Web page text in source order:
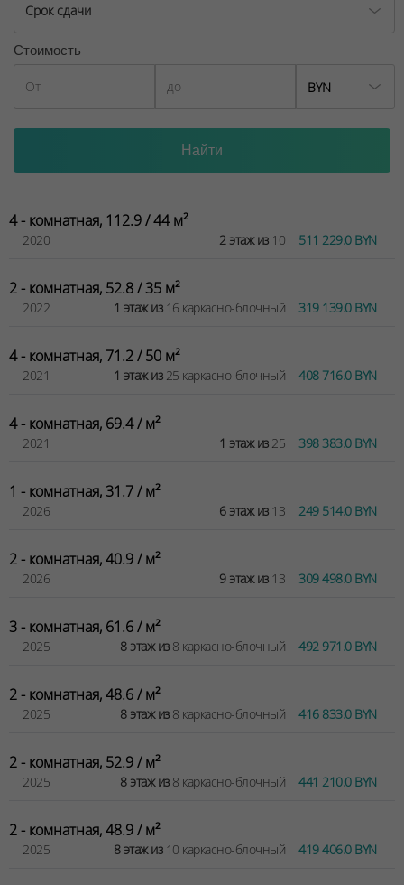
Срок сдачи
Стоимость
BYN
4 - комнатная, 112.9 / 44 м²
2020 2 этаж из10 511 229.0 BYN
2 - комнатная, 52.8 / 35 м²
2022 1 этаж из16 каркасно-блочный 319 139.0 BYN
4 - комнатная, 71.2 / 50 м²
2021 1 этаж из25 каркасно-блочный 408 716.0 BYN
4 - комнатная, 69.4 / м²
2021 1 этаж из25 398 383.0 BYN
1 - комнатная, 31.7 / м²
2026 6 этаж из13 249 514.0 BYN
2 - комнатная, 40.9 / м²
2026 9 этаж из13 309 498.0 BYN
3 - комнатная, 61.6 / м²
2025 8 этаж из8 каркасно-блочный 492 971.0 BYN
2 - комнатная, 48.6 / м²
2025 8 этаж из8 каркасно-блочный 416 833.0 BYN
2 - комнатная, 52.9 / м²
2025 8 этаж из8 каркасно-блочный 441 210.0 BYN
2 - комнатная, 48.9 / м²
2025 8 этаж из10 каркасно-блочный 419 406.0 BYN